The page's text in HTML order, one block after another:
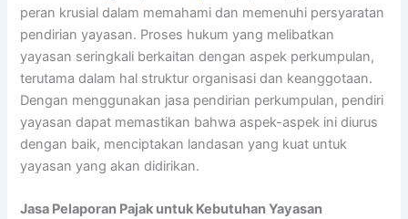
peran krusial dalam memahami dan memenuhi persyaratan
pendirian yayasan. Proses hukum yang melibatkan
yayasan seringkali berkaitan dengan aspek perkumpulan,
terutama dalam hal struktur organisasi dan keanggotaan.
Dengan menggunakan jasa pendirian perkumpulan, pendiri
yayasan dapat memastikan bahwa aspek-aspek ini diurus
dengan baik, menciptakan landasan yang kuat untuk
yayasan yang akan didirikan.
Jasa Pelaporan Pajak untuk Kebutuhan Yayasan